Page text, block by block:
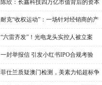
陈欣：长鑫科技四万亿市值背后的资本
与周期
耐克“收权运动”：一场针对经销商的产
业链价值重估
“六雷齐发”！光电龙头实控人被立案
一封举报信 引发小红书IPO合规考验
菲仕兰质疑澳门检测，美素力铅超标争